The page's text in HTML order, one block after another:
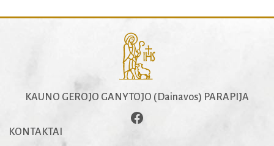
KAUNO GEROJO GANYTOJO (Dainavos) PARAPIJA
KONTAKTAI